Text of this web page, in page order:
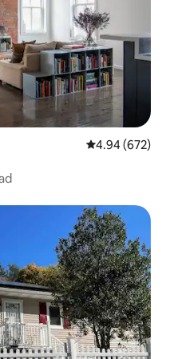
Calificación
4.94 (672)
huéspedes